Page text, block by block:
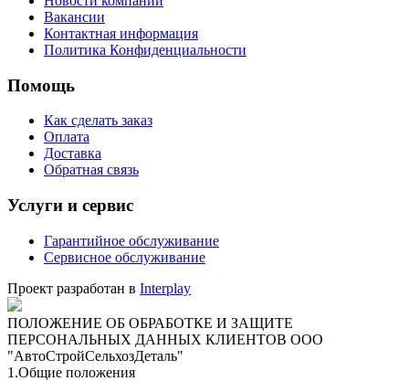
Вакансии
Контактная информация
Политика Конфиденциальности
Помощь
Как сделать заказ
Оплата
Доставка
Обратная связь
Услуги и сервис
Гарантийное обслуживание
Сервисное обслуживание
Проект разработан в Interplay
ПОЛОЖЕНИЕ ОБ ОБРАБОТКЕ И ЗАЩИТЕ
ПЕРСОНАЛЬНЫХ ДАННЫХ КЛИЕНТОВ ООО
"АвтоСтройСельхозДеталь"
1.Общие положения